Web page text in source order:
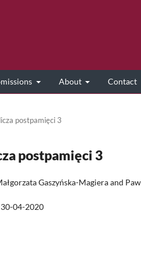
About Contact
postpamięci 3
postpamięci 3
Gaszyńska-Magiera and
30-04-2020